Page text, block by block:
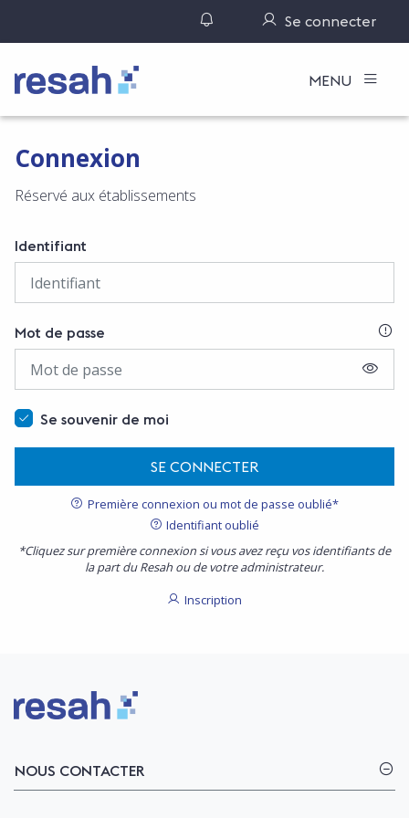
Gérer ses notifications
Se connecter
Logo Resah MENU
Connexion
Réservé aux établissements
Identifiant
Mot de passe
Se souvenir de moi
SE CONNECTER
Première connexion ou mot de passe oublié*
Identifiant oublié
*Cliquez sur première connexion si vous avez reçu vos identifiants de
la part du Resah ou de votre administrateur.
Inscription
Logo Resah
NOUS CONTACTER